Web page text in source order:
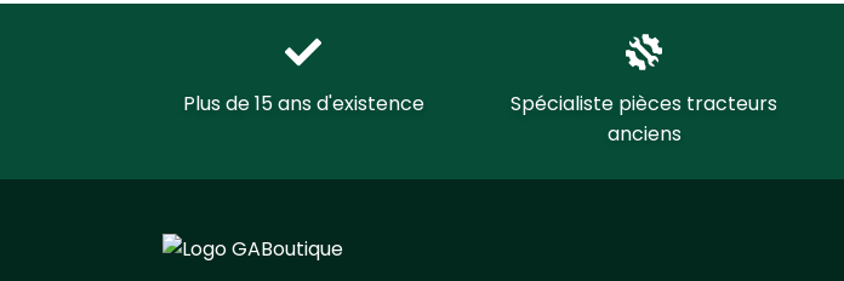
Plus de 15 ans d'existence
Spécialiste pièces tracteurs
anciens